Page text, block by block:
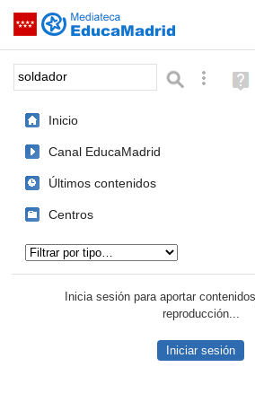
Saltar navegación
Palabra o frase: BúsquedaAyuda
(en
Inicio
Canal EducaMadrid
Últimos contenidos
Centros
Inicia sesión para aportar
reproducción...
Iniciar sesión